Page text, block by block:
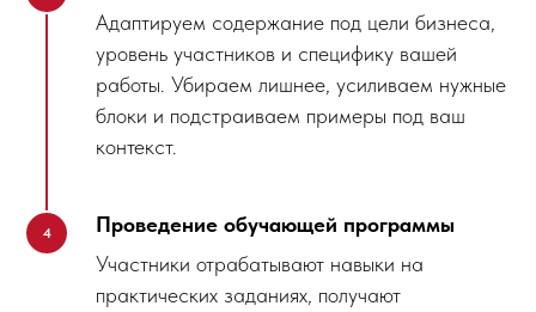
Адаптируем содержание под цели бизнеса,
уровень участников и специфику вашей
работы. Убираем лишнее, усиливаем нужные
блоки и подстраиваем примеры под ваш
контекст.
Проведение обучающей программы
Участники отрабатывают навыки на
практических заданиях, получают